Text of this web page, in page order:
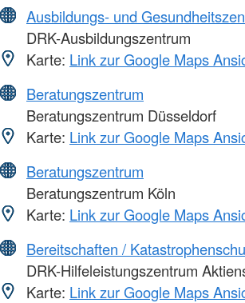
Ausbildungs- und
DRK-Ausbildungszentrum
Karte: Link zur Google Maps
Beratungszentrum
Beratungszentrum Düsseldorf
Karte: Link zur Google Maps
Beratungszentrum
Beratungszentrum Köln
Karte: Link zur Google Maps
Bereitschaften /
DRK-Hilfeleistungszentrum
Karte: Link zur Google Maps